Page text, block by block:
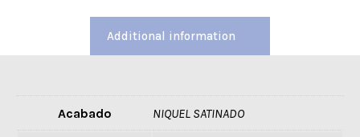
Additional information
Acabado NIQUEL SATINADO